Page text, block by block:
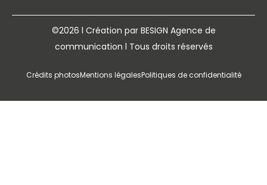
©2026 l Création par BESIGN Agence de
communication l Tous droits réservés
Crédits photosMentions légalesPolitiques de confidentialité